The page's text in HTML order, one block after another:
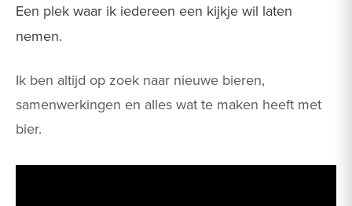
Een plek waar ik iedereen een kijkje wil laten
nemen.
Ik ben altijd op zoek naar nieuwe bieren,
samenwerkingen en alles wat te maken heeft met
bier.